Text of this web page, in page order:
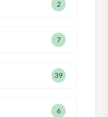
2
7
39
6